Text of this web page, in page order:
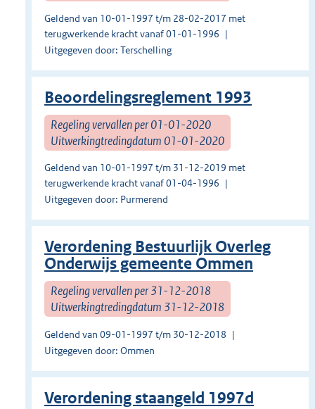
Geldend van 10-01-1997 t/m 28-02-2017 met
terugwerkende kracht vanaf 01-01-1996
Uitgegeven door: Terschelling
Beoordelingsreglement 1993
Regeling vervallen per 01-01-2020
Uitwerkingtredingdatum 01-01-2020
Geldend van 10-01-1997 t/m 31-12-2019 met
terugwerkende kracht vanaf 01-04-1996
Uitgegeven door: Purmerend
Verordening Bestuurlijk Overleg
Onderwijs gemeente Ommen
Regeling vervallen per 31-12-2018
Uitwerkingtredingdatum 31-12-2018
Geldend van 09-01-1997 t/m 30-12-2018
Uitgegeven door: Ommen
Verordening staangeld 1997d